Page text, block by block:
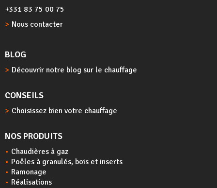
+331 83 75 00 75
Nous contacter
BLOG
Découvrir notre blog sur le chauffage
CONSEILS
Choisissez bien votre chauffage
NOS PRODUITS
Chaudières à gaz
Poêles à granulés, bois et inserts
Ramonage
Réalisations